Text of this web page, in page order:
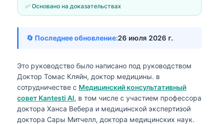
✅ Основано на доказательствах
🔄 Последнее обновление:26 июля 2026 г.
Это руководство было написано под руководством
Доктор Томас Кляйн, доктор медицины. в
сотрудничестве с Медицинский консультативный
совет Kantesti AI, в том числе с участием профессора
доктора Ханса Вебера и медицинской экспертизой
доктора Сары Митчелл, доктора медицинских наук.